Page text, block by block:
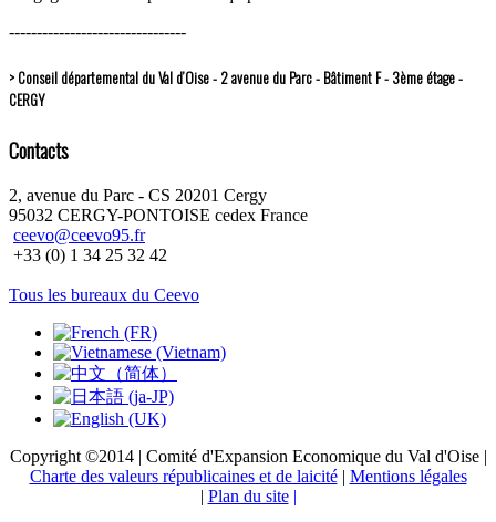
--------------------------------
> Conseil départemental du Val d’Oise - 2 avenue du Parc - Bâtiment F - 3ème étage -
CERGY
Contacts
2, avenue du Parc - CS 20201 Cergy
95032 CERGY-PONTOISE cedex France
ceevo@ceevo95.fr
+33 (0) 1 34 25 32 42
Tous les bureaux du Ceevo
Copyright ©2014 | Comité d'Expansion Economique du Val d'Oise |
Charte des valeurs républicaines et de laicité| Mentions légales
| Plan du site |